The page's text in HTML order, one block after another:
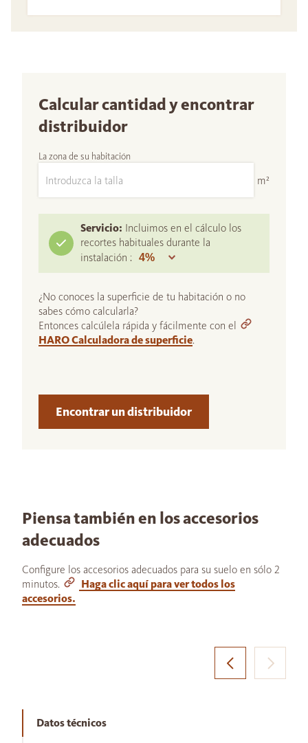
Calcular cantidad y encontrar
distribuidor
La zona de su habitación
m²
Servicio: Incluimos en el cálculo los
recortes habituales durante la
instalación :
¿No conoces la superficie de tu habitación o no
sabes cómo calcularla?
Entonces calcúlela rápida y fácilmente con el
HARO Calculadora de superficie.
Encontrar un distribuidor
Piensa también en los accesorios
adecuados
Configure los accesorios adecuados para su suelo en sólo 2
minutos.
Haga clic aquí para ver todos los
accesorios.
Datos técnicos